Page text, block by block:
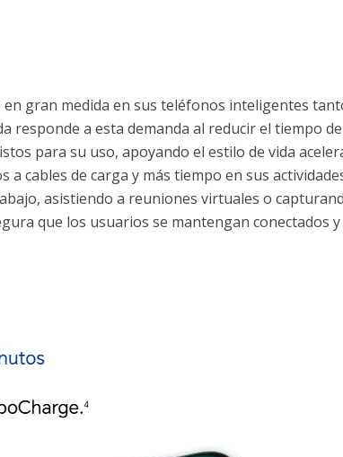
gran medida en sus teléfonos inteligentes
responde a esta demanda al reducir el tiempo de
para su uso, apoyando el estilo de vida
cables de carga y más tiempo en sus
asistiendo a reuniones virtuales o
que los usuarios se mantengan conectados y